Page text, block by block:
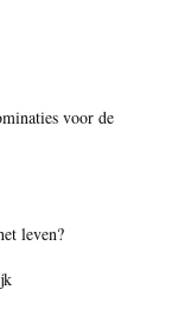
voor de
leven?